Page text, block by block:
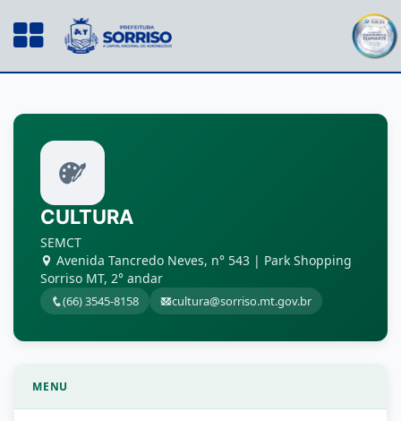
CULTURA
SEMCT
Avenida Tancredo Neves, n° 543 | Park Shopping
Sorriso MT, 2° andar
(66) 3545-8158 cultura@sorriso.mt.gov.br
MENU